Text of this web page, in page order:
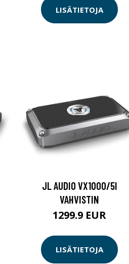
LISÄTIETOJA
JL AUDIO VX1000/5I
VAHVISTIN
1299.9 EUR
LISÄTIETOJA